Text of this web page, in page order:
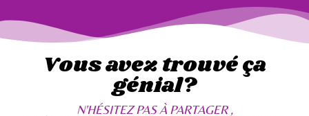
Vous avez trouvé ça
génial?
N'HÉSITEZ PAS À PARTAGER ,